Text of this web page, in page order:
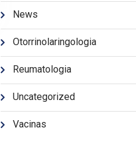
News
Otorrinolaringologia
Reumatologia
Uncategorized
Vacinas